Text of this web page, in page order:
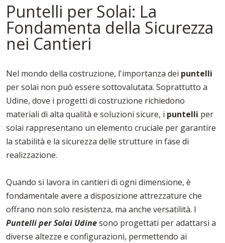
Puntelli per Solai: La
Fondamenta della Sicurezza
nei Cantieri
Nel mondo della costruzione, l'importanza dei puntelli
per solai non può essere sottovalutata. Soprattutto a
Udine, dove i progetti di costruzione richiedono
materiali di alta qualità e soluzioni sicure, i puntelli per
solai rappresentano un elemento cruciale per garantire
la stabilità e la sicurezza delle strutture in fase di
realizzazione.
Quando si lavora in cantieri di ogni dimensione, è
fondamentale avere a disposizione attrezzature che
offrano non solo resistenza, ma anche versatilità. I
Puntelli per Solai Udinesono progettati per adattarsi a
diverse altezze e configurazioni, permettendo ai